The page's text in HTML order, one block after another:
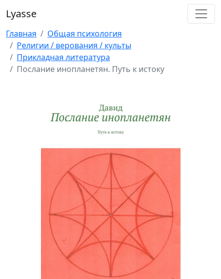
Lyasse
Главная
Общая психология
Религии / верования / культы
Прикладная литература
Послание инопланетян. Путь к истоку